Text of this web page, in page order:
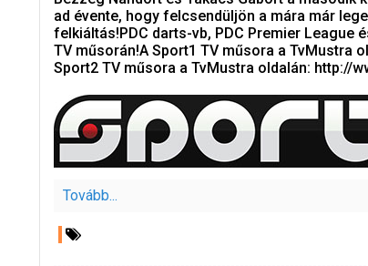
ad évente, hogy felcsendüljön a mára már
felkiáltás!PDC darts-vb, PDC Premier League
TV műsorán!A Sport1 TV műsora a TvMustra
Sport2 TV műsora a TvMustra oldalán: http://
Tovább...